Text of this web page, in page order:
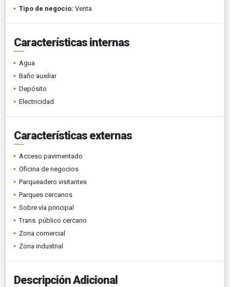
Tipo de negocio: Venta
Características internas
Agua
Baño auxiliar
Depósito
Electricidad
Características externas
Acceso pavimentado
Oficina de negocios
Parqueadero visitantes
Parques cercanos
Sobre vía principal
Trans. público cercano
Zona comercial
Zona industrial
Descripción Adicional